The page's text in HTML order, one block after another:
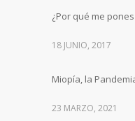
¿Por qué me
18 JUNIO, 2017
Miopía, la
23 MARZO, 2021